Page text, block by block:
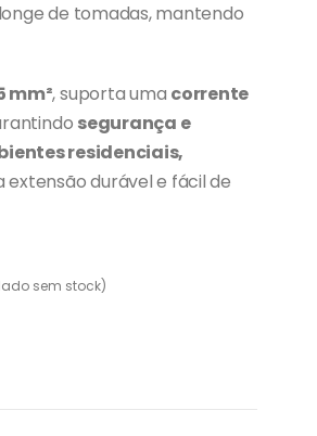
de tomadas, mantendo
mm², suporta uma corrente
segurança e
residenciais,
extensão durável e fácil de
sem stock)